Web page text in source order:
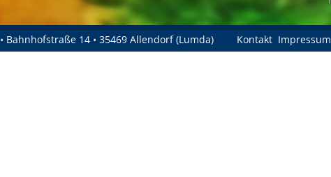
• Bahnhofstraße 14 • 35469 Allendorf (Lumda) Kontakt Impressum